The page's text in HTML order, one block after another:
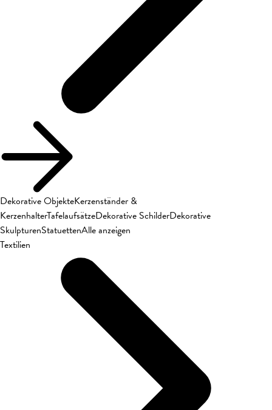
Dekorative ObjekteKerzenständer &
KerzenhalterTafelaufsätzeDekorative SchilderDekorative
SkulpturenStatuettenAlle anzeigen
Textilien